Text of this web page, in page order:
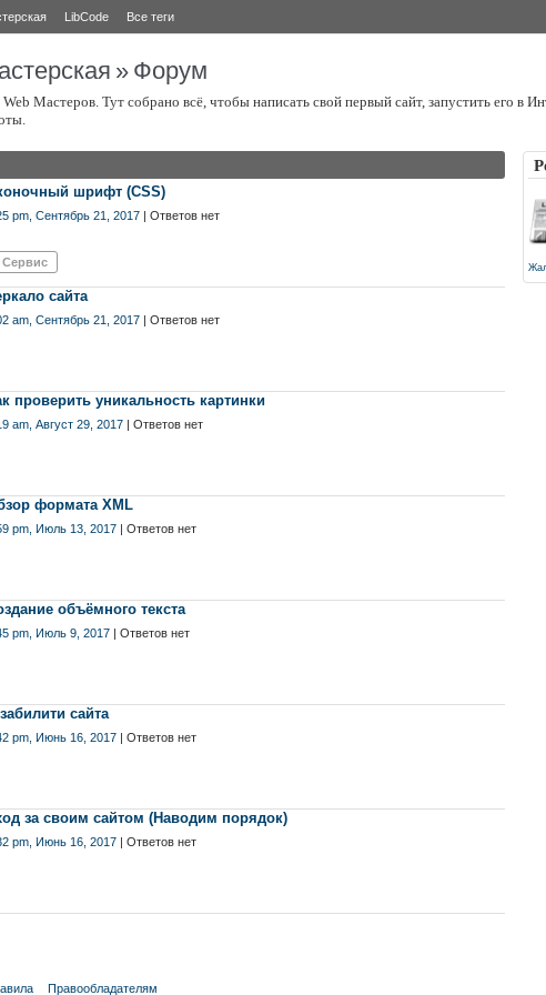
LibCode Все теги
» Форум
Мастеров. Тут собрано всё, чтобы написать свой первый сайт, запустить его в
шрифт (CSS)
pm, Сентябрь 21, 2017 | Ответов нет
Сервис
сайта
am, Сентябрь 21, 2017 | Ответов нет
проверить уникальность картинки
am, Август 29, 2017 | Ответов нет
формата XML
pm, Июль 13, 2017 | Ответов нет
объёмного текста
pm, Июль 9, 2017 | Ответов нет
сайта
pm, Июнь 16, 2017 | Ответов нет
за своим сайтом (Наводим порядок)
pm, Июнь 16, 2017 | Ответов нет
Правообладателям